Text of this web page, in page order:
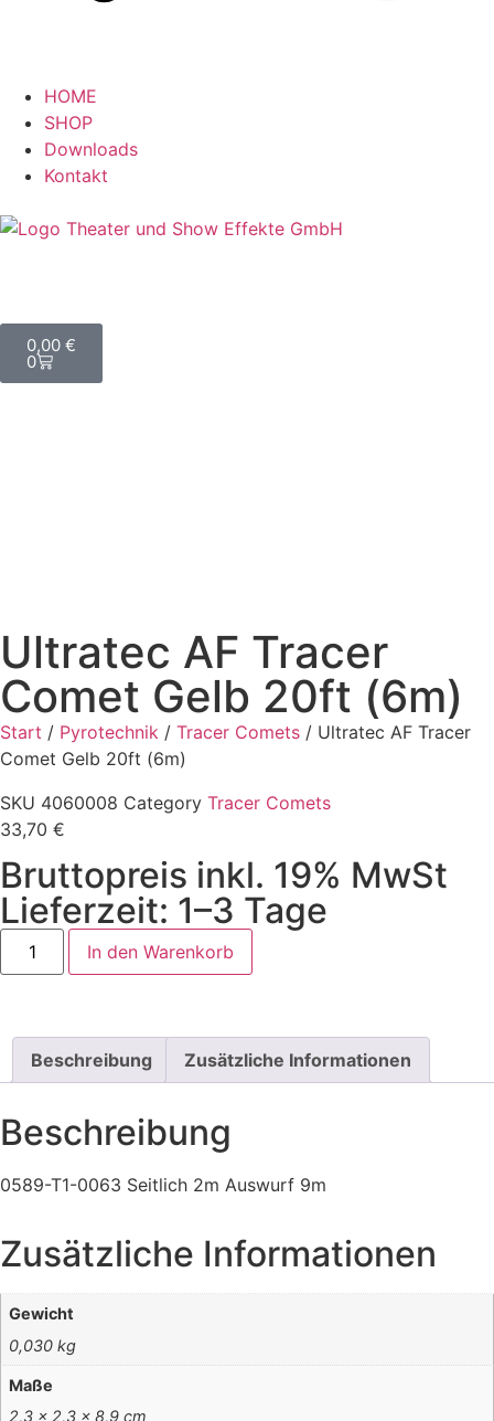
HOME
SHOP
Downloads
Kontakt
0,00 €
0
Ultratec AF Tracer
Comet Gelb 20ft (6m)
Start / Pyrotechnik / Tracer Comets / Ultratec AF Tracer
Comet Gelb 20ft (6m)
SKU 4060008 Category Tracer Comets
33,70 €
Bruttopreis inkl. 19% MwSt
Lieferzeit: 1–3 Tage
In den Warenkorb
Beschreibung Zusätzliche Informationen
Beschreibung
0589-T1-0063 Seitlich 2m Auswurf 9m
Zusätzliche Informationen
Gewicht
0,030 kg
Maße
2,3 × 2,3 × 8,9 cm